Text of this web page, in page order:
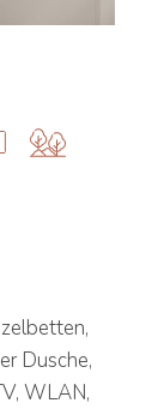
Dusche,
WLAN,